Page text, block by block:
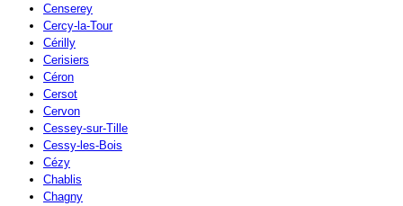
Censerey
Cercy-la-Tour
Cérilly
Cerisiers
Céron
Cersot
Cervon
Cessey-sur-Tille
Cessy-les-Bois
Cézy
Chablis
Chagny